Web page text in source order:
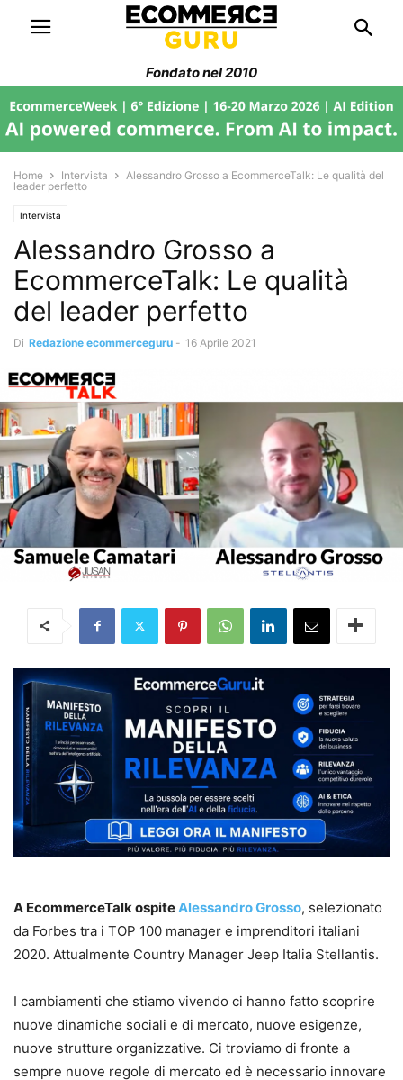
Fondato nel 2010
Home Intervista
Alessandro Grosso a EcommerceTalk: Le qualità del
leader perfetto
Intervista
Alessandro Grosso a
EcommerceTalk: Le qualità
del leader perfetto
Di Redazione ecommerceguru - 16 Aprile 2021
A EcommerceTalk ospiteAlessandro Grosso, selezionato
da Forbes tra i TOP 100 manager e imprenditori italiani
2020. Attualmente Country Manager Jeep Italia Stellantis.
I cambiamenti che stiamo vivendo ci hanno fatto scoprire
nuove dinamiche sociali e di mercato, nuove esigenze,
nuove strutture organizzative. Ci troviamo di fronte a
sempre nuove regole di mercato ed è necessario innovare